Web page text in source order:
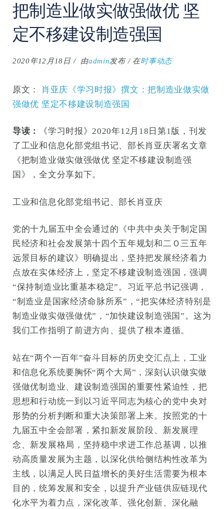
把制造业做实做强做优 坚
定不移建设制造强国
2020年12月18日 由admin发布 在时事动态
原文：
肖亚庆《学习时报》撰文：把制造业做实做
强做优 坚定不移建设制造强国
导读：
《学习时报》2020年12月18日第1版，刊发
了工业和信息化部党组书记、部长肖亚庆署名文章
《把制造业做实做强做优 坚定不移建设制造强
国》，全文分享如下。
工业和信息化部党组书记、部长肖亚庆
党的十九届五中全会通过的《中共中央关于制定国
民经济和社会发展第十四个五年规划和二Ｏ三五年
远景目标的建议》明确提出，坚持把发展经济着力
点放在实体经济上，坚定不移建设制造强国，强调
“保持制造业比重基本稳定”。习近平总书记强调，
“制造业是国家经济命脉所系”，“把实体经济特别是
制造业做实做强做优”，“加快建设制造强国”。这为
我们工作指明了前进方向、提供了根本遵循。
站在“两个一百年”奋斗目标的历史交汇点上，工业
和信息化系统要胸怀“两个大局”，深刻认识做实做
强做优制造业、建设制造强国的重要性紧迫性，把
思想和行动统一到以习近平同志为核心的党中央对
形势的分析判断和重大决策部署上来。按照党的十
九届五中全会部署，紧扣新发展阶段、新发展理
念、新发展格局，坚持稳中求进工作总基调，以推
动高质量发展为主题，以深化供给侧结构性改革为
主线，以满足人民日益增长的美好生活需要为根本
目的，统筹发展和安全，以提升产业链供应链现代
化水平为着力点，深化改革、强化创新、深化融